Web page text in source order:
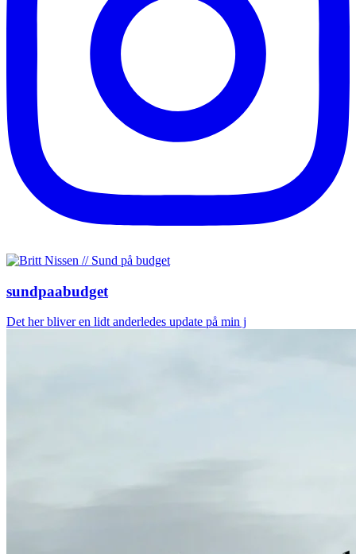
sundpaabudget
Det her bliver en lidt anderledes update på min j